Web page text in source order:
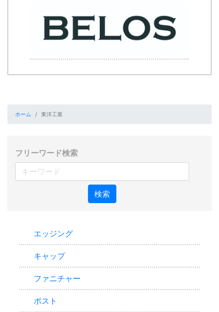
ホーム 東洋工業
フリーワード検索
検索
エッジング
キャップ
ファニチャー
ポスト